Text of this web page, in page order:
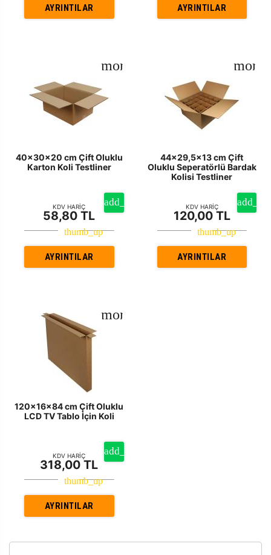
AYRINTILAR AYRINTILAR
40x30x20 cm Çift Oluklu
Karton Koli Testliner
KDV HARİÇ
58,80 TL
AYRINTILAR
44x29,5x13 cm Çift
Oluklu Seperatörlü Bardak
Kolisi Testliner
KDV HARİÇ
120,00 TL
AYRINTILAR
120x16x84 cm Çift Oluklu
LCD TV Tablo İçin Koli
KDV HARİÇ
318,00 TL
AYRINTILAR